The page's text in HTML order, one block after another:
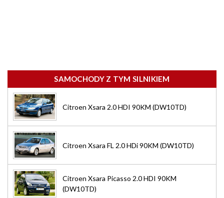
SAMOCHODY Z TYM SILNIKIEM
Citroen Xsara 2.0 HDI 90KM (DW10TD)
Citroen Xsara FL 2.0 HDi 90KM (DW10TD)
Citroen Xsara Picasso 2.0 HDI 90KM
(DW10TD)